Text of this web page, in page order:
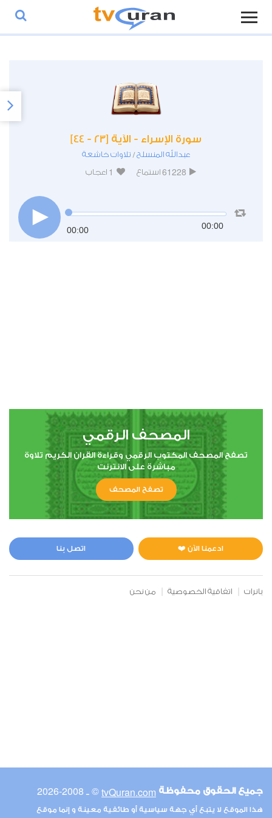
سورة الإسراء - الآية [23 - 44]
عبدالله المنسلح/ تلاوات خاشعة
61228 استماع 1 اعجاب
00:00 00:00
المصحف الرقمي
تصفح المصحف المكتوب الرقمي وقراءة القران الكريم تلاوة
مباشرة على الانترنت
تصفح المصحف
ادعمنا الآن ❤️ اتصل بنا
بانرات اتفاقية الخصوصية من نحن
جميع الحقوق محفوظة tvQuran.com© ـ 2008-2026
هذا الموقع لا يتبع أي جهة سياسية أو طائفية معينة و إنما موقع